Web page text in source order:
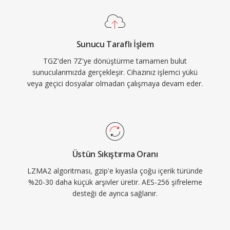
Sunucu Taraflı İşlem
TGZ'den 7Z'ye dönüştürme tamamen bulut
sunucularımızda gerçekleşir. Cihazınız işlemci yükü
veya geçici dosyalar olmadan çalışmaya devam eder.
Üstün Sıkıştırma Oranı
LZMA2 algoritması, gzip'e kıyasla çoğu içerik türünde
%20-30 daha küçük arşivler üretir. AES-256 şifreleme
desteği de ayrıca sağlanır.